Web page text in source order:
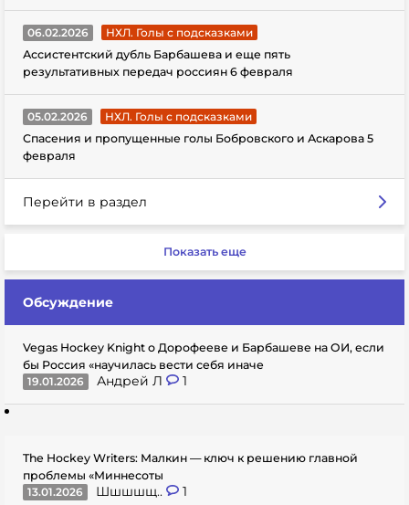
06.02.2026
НХЛ. Голы с подсказками
Ассистентский дубль Барбашева и еще пять
результативных передач россиян 6 февраля
05.02.2026
НХЛ. Голы с подсказками
Спасения и пропущенные голы Бобровского и Аскарова 5
февраля
Перейти в раздел
Показать еще
Обсуждение
Vegas Hockey Knight о Дорофееве и Барбашеве на ОИ, если
бы Россия «научилась вести себя иначе
19.01.2026
Андрей Л 1
The Hockey Writers: Малкин — ключ к решению главной
проблемы «Миннесоты
13.01.2026
Шшшшщ.. 1